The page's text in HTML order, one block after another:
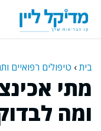
לתוכן
בית› טיפולים רפואיים
מתי
ומה